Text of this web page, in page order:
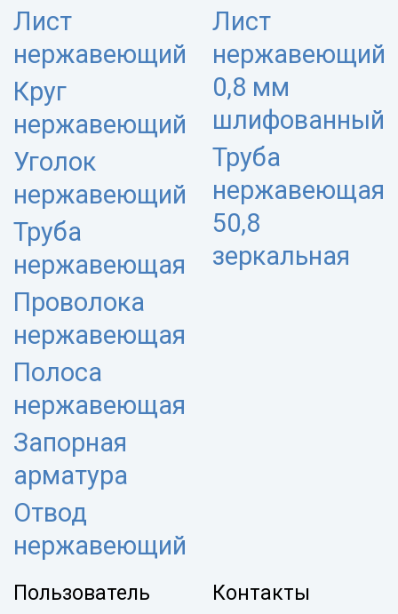
Лист
нержавеющий
Круг
нержавеющий
Уголок
нержавеющий
Труба
нержавеющая
Проволока
нержавеющая
Полоса
нержавеющая
Запорная
арматура
Отвод
нержавеющий
Лист
нержавеющий
0,8 мм
шлифованный
Труба
нержавеющая
50,8
зеркальная
Пользователь Контакты